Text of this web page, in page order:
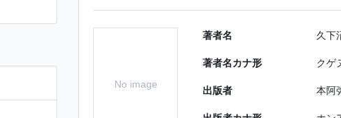
No image
著者名 久下
著者名カナ形 クゲ
出版者 本阿